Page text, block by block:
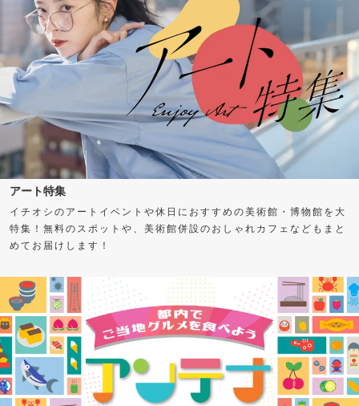
アート特集
イチオシのアートイベントや休日におすすめの美術館・博物館を大
特集！無料のスポットや、美術館併設のおしゃれカフェなどもまと
めてお届けします！